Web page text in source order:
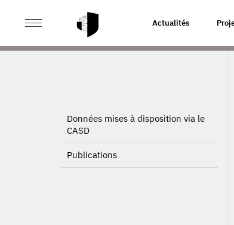
Actualités
ACCUEIL PROFILS DES
Données mises à disposition via le
CASD
Publications